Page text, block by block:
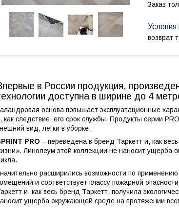
Заказ
возврат
в России продукция,
доступна в ширине до 4
основа повышает эксплуатационные
как следствие, его срок службы. Продукты серии
вид, легки в уборке.
PRO – переведена в бренд Таркетт и, как
Линолеум этой коллекции не наносит ущерба
расширились возможности по
и соответствует классу пожарной
и, как весь бренд Таркетт, получила
ущерба окружающей среде на протяжении